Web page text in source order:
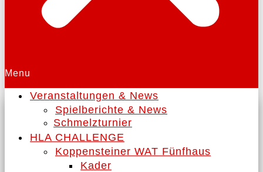
Menu
Veranstaltungen & News
Spielberichte & News
Schmelzturnier
HLA CHALLENGE
Koppensteiner WAT Fünfhaus
Kader